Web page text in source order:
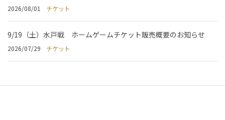
2026/08/01 チケット
9/19（土）水戸戦 ホームゲームチケット販売概要のお知らせ
2026/07/29 チケット